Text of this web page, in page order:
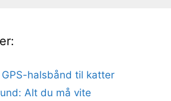
halsbånd til katter
Alt du må vite